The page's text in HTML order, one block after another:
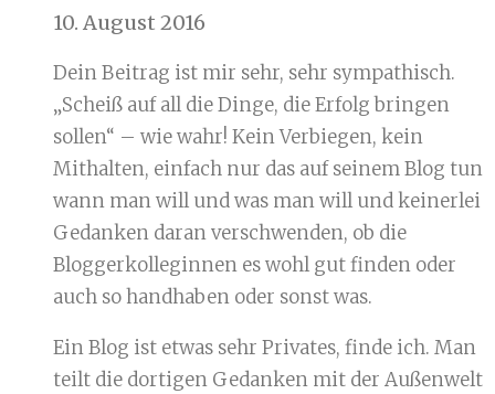
10. August 2016
Dein Beitrag ist mir sehr, sehr sympathisch.
„Scheiß auf all die Dinge, die Erfolg bringen
sollen“ – wie wahr! Kein Verbiegen, kein
Mithalten, einfach nur das auf seinem Blog tun
wann man will und was man will und keinerlei
Gedanken daran verschwenden, ob die
Bloggerkolleginnen es wohl gut finden oder
auch so handhaben oder sonst was.
Ein Blog ist etwas sehr Privates, finde ich. Man
teilt die dortigen Gedanken mit der Außenwelt